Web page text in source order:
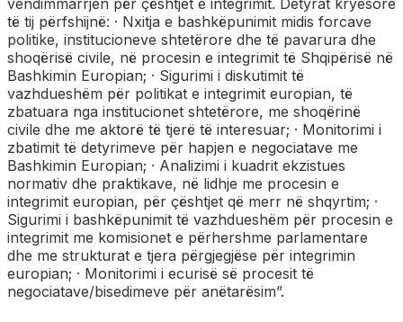
vendimmarrjen për çështjet e integrimit. Detyrat kryesore
të tij përfshijnë: · Nxitja e bashkëpunimit midis forcave
politike, institucioneve shtetërore dhe të pavarura dhe
shoqërisë civile, në procesin e integrimit të Shqipërisë në
Bashkimin Europian; · Sigurimi i diskutimit të
vazhdueshëm për politikat e integrimit europian, të
zbatuara nga institucionet shtetërore, me shoqërinë
civile dhe me aktorë të tjerë të interesuar; · Monitorimi i
zbatimit të detyrimeve për hapjen e negociatave me
Bashkimin Europian; · Analizimi i kuadrit ekzistues
normativ dhe praktikave, në lidhje me procesin e
integrimit europian, për çështjet që merr në shqyrtim; ·
Sigurimi i bashkëpunimit të vazhdueshëm për procesin e
integrimit me komisionet e përhershme parlamentare
dhe me strukturat e tjera përgjegjëse për integrimin
europian; · Monitorimi i ecurisë së procesit të
negociatave/bisedimeve për anëtarësim”.